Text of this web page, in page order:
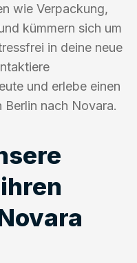
wie Verpackung,
kümmern sich um
in deine neue
und erlebe einen
nach Novara.